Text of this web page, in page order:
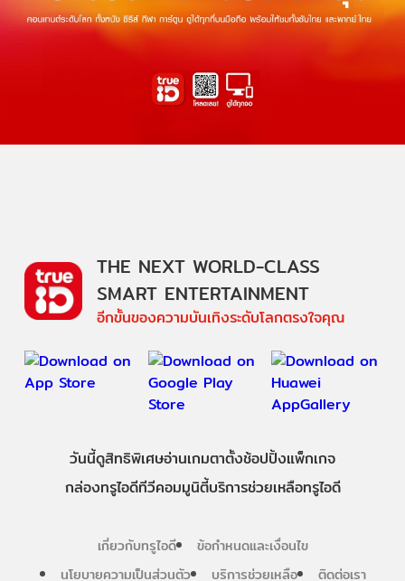
THE NEXT WORLD-CLASS
SMART ENTERTAINMENT
อีกขั้นของความบันเทิงระดับโลกตรงใจคุณ
วันนี้ดูสิทธิพิเศษอ่านเกมตาตั้งช้อปปิ้งแพ็กเกจ
กล่องทรูไอดีทีวีคอมมูนิตี้บริการช่วยเหลือทรูไอดี
เกี่ยวกับทรูไอดี
ข้อกำหนดและเงื่อนไข
นโยบายความเป็นส่วนตัว
บริการช่วยเหลือ ติดต่อเรา